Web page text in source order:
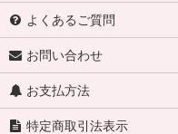
よくあるご質問
お問い合わせ
お支払方法
特定商取引法表示